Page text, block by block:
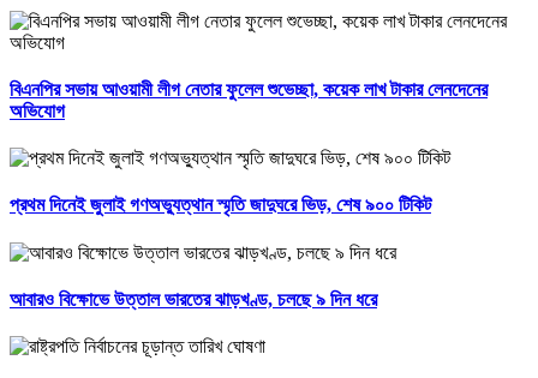
বিএনপির সভায় আওয়ামী লীগ নেতার ফুলেল শুভেচ্ছা, কয়েক লাখ টাকার লেনদেনের
অভিযোগ
প্রথম দিনেই জুলাই গণঅভ্যুত্থান স্মৃতি জাদুঘরে ভিড়, শেষ ৯০০ টিকিট
আবারও বিক্ষোভে উত্তাল ভারতের ঝাড়খণ্ড, চলছে ৯ দিন ধরে